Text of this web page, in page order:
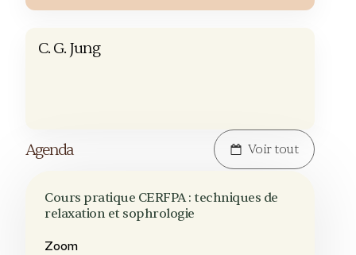
C. G. Jung
Agenda Voir tout
Cours pratique CERFPA : techniques de
relaxation et sophrologie
Zoom